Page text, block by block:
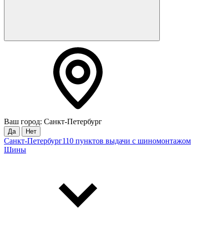
Ваш город: Санкт-Петербург
Да Нет
Санкт-Петербург110 пунктов выдачи с шиномонтажом
Шины